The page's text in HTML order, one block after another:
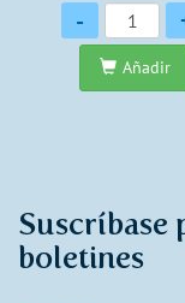
Cantidad
-
Añadir
Suscríbase
boletines